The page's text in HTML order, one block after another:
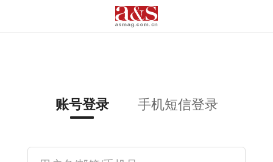
账号登录 手机短信登录